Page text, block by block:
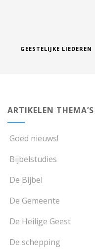
GEESTELIJKE LIEDEREN
ARTIKELEN THEMA’S
Goed nieuws!
Bijbelstudies
De Bijbel
De Gemeente
De Heilige Geest
De schepping